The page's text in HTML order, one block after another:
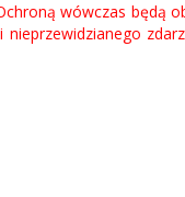
wówczas będą